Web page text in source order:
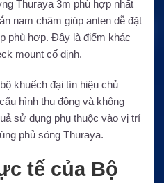
Thuraya 3m phù hợp nhất
nam châm giúp anten dễ đặt
phù hợp. Đây là điểm khác
mount cố định.
khuếch đại tín hiệu chủ
hình thụ động và không
sử dụng phụ thuộc vào vị trí
phủ sóng Thuraya.
tế của Bộ